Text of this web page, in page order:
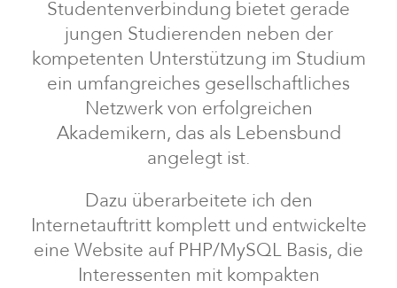
Studentenverbindung bietet gerade
jungen Studierenden neben der
kompetenten Unterstützung im Studium
ein umfangreiches gesellschaftliches
Netzwerk von erfolgreichen
Akademikern, das als Lebensbund
angelegt ist.
Dazu überarbeitete ich den
Internetauftritt komplett und entwickelte
eine Website auf PHP/MySQL Basis, die
Interessenten mit kompakten